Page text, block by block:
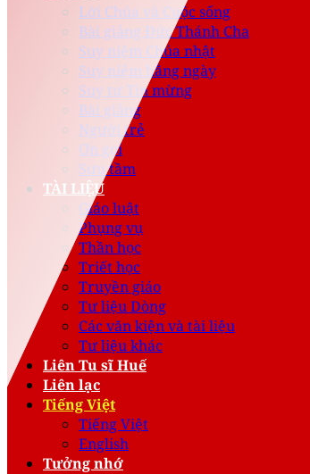
Lời Chúa và Cuộc sống
Bài giảng Đức Thánh Cha
Suy niệm Chúa nhật
Suy niệm hằng ngày
Suy tư Tin mừng
Bài giảng
Người trẻ
Ơn gọi
Sưu tầm
TÀI LIỆU
Giáo luật
Phụng vụ
Thần học
Triết học
Truyền giáo
Tư liệu Dòng
Các văn kiện và tài liệu
Tư liệu khác
Liên Tu sĩ Huế
Liên lạc
Tiếng Việt
Tiếng Việt
English
Tưởng nhớ